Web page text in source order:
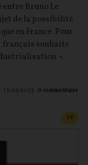
entre Bruno Le
de la possibilité
en France. Pour
français souhaite
».
13/09/2023 0 commentaire
FP